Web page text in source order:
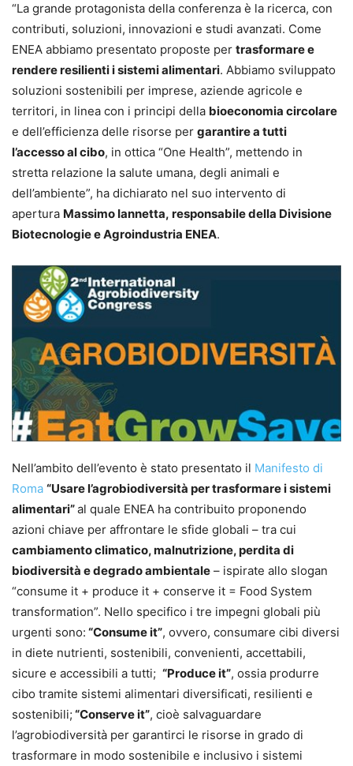
“La grande protagonista della conferenza è la ricerca, con
contributi, soluzioni, innovazioni e studi avanzati. Come
ENEA abbiamo presentato proposte per trasformare e
rendere resilienti i sistemi alimentari. Abbiamo sviluppato
soluzioni sostenibili per imprese, aziende agricole e
territori, in linea con i principi della bioeconomia circolare
e dell’efficienza delle risorse per garantire a tutti
l’accesso al cibo, in ottica “One Health”, mettendo in
stretta relazione la salute umana, degli animali e
dell’ambiente”, ha dichiarato nel suo intervento di
apertura Massimo Iannetta, responsabile della Divisione
Biotecnologie e Agroindustria ENEA.
Nell’ambito dell’evento è stato presentato il Manifesto di
Roma “Usare l’agrobiodiversità per trasformare i sistemi
alimentari”al quale ENEA ha contribuito proponendo
azioni chiave per affrontare le sfide globali – tra cui
cambiamento climatico, malnutrizione, perdita di
biodiversità e degrado ambientale – ispirate allo slogan
“consume it + produce it + conserve it = Food System
transformation”. Nello specifico i tre impegni globali più
urgenti sono: “Consume it”, ovvero, consumare cibi diversi
in diete nutrienti, sostenibili, convenienti, accettabili,
sicure e accessibili a tutti; “Produce it”, ossia produrre
cibo tramite sistemi alimentari diversificati, resilienti e
sostenibili; “Conserve it”, cioè salvaguardare
l’agrobiodiversità per garantirci le risorse in grado di
trasformare in modo sostenibile e inclusivo i sistemi